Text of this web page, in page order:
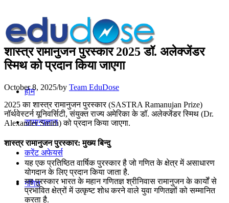
होम
सामान्यज्ञान
करेंट अफेयर्स
गणित
शास्त्र रामानुजन पुरस्कार 2025 डॉ. अलेक्जेंडर
स्मिथ को प्रदान किया जाएगा
October 8, 2025/by Team EduDose
2025 का शास्त्र रामानुजन पुरस्कार (SASTRA Ramanujan Prize)
नॉर्थवेस्टर्न यूनिवर्सिटी, संयुक्त राज्य अमेरिका के डॉ. अलेक्जेंडर स्मिथ (Dr.
Alexander Smith) को प्रदान किया जाएगा.
शास्त्र रामानुजन पुरस्कार: मुख्य बिन्दु
यह एक प्रतिष्ठित वार्षिक पुरस्कार है जो गणित के क्षेत्र में असाधारण
योगदान के लिए प्रदान किया जाता है.
यह पुरस्कार भारत के महान गणितज्ञ श्रीनिवास रामानुजन के कार्यों से
प्रभावित क्षेत्रों में उत्कृष्ट शोध करने वाले युवा गणितज्ञों को सम्मानित
करता है.